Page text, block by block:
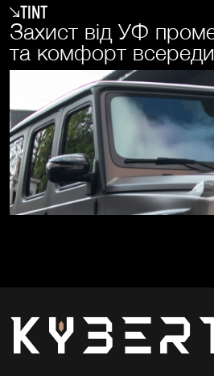
Tint
Захист від УФ
та комфорт